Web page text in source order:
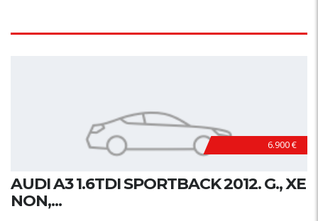
6.900 €
AUDI A3 1.6TDI SPORTBACK 2012. G., XE
NON,...